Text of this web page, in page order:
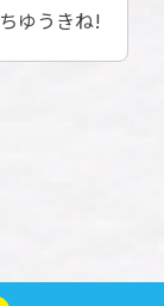
ゆうきね!